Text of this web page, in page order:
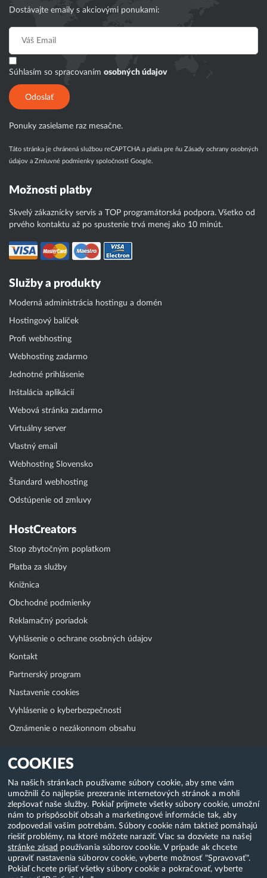
COOKIES
Na našich stránkach používame súbory cookie, aby sme vám
umožnili čo najlepšie prezeranie internetových stránok a mohli
zlepšovať naše služby. Pokiaľ prijmete všetky súbory cookie, umožní
nám to prispôsobiť obsah a marketingové informácie tak, aby
zodpovedali vašim potrebám. Súbory cookie nám taktiež pomáhajú
riešiť problémy, na ktoré môžete naraziť. Viac sa dozviete na našej
stránke zásad používania súborov cookie. V prípade ak chcete
upraviť nastavenia súborov cookie, vyberte možnosť "Spravovať".
Pokiaľ chcete prijať všetky súbory cookie a pokračovať, vyberte
Dostávajte emaily s akciovými ponukami:
Súhlasím so spracovaním osobných údajov
Odoslať
Ponuky zasielame raz mesačne.
Táto stránka je chránená službou reCAPTCHA a platia pre ňu Zásady ochrany osobných
údajov a Zmluvné podmienky spoločnosti Google.
Možnosti platby
Skvelý zákaznícky servis a TOP programátorská podpora. Všetko od
prvého kontaktu až po spustenie trvá menej ako 10 minút.
Služby a produkty
Moderná administrácia hostingu a domén
Hostingový balíček
Profi webhosting
Webhosting zadarmo
Jednotné prihlásenie
Inštalácia aplikácií
Webová stránka zadarmo
Virtuálny server
Vlastný email
Webhosting Slovensko
Štandard webhosting
Odstúpenie od zmluvy
HostCreators
Stop zbytočným poplatkom
Platba za služby
Knižnica
Obchodné podmienky
Reklamačný poriadok
Vyhlásenie o ochrane osobných údajov
Kontakt
Partnerský program
Nastavenie cookies
Vyhlásenie o kyberbezpečnosti
Oznámenie o nezákonnom obsahu
Klientská zóna
WebAdmin
WebMail
Zmena hesla (E-mail, FTP, SSH)
Webhosting
Domény